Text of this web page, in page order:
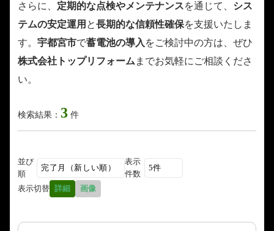
さらに、 定期的な点検やメンテナンスを通じて、 シス
テムの安定運用 と長期的な信頼性確保を支援いたしま
す。 宇都宮市で蓄電池の導入 をご検討中の方は、ぜひ
株式会社トップリフォーム までお気軽にご相談くださ
い。
検索結果： 3 件
並び
順
表示
件数
表示切替 詳細 画像